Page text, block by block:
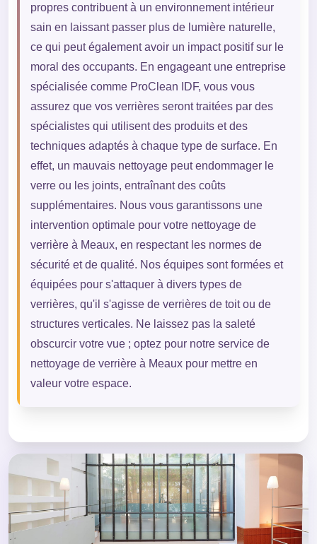
propres contribuent à un environnement intérieur
sain en laissant passer plus de lumière naturelle,
ce qui peut également avoir un impact positif sur le
moral des occupants. En engageant une entreprise
spécialisée comme ProClean IDF, vous vous
assurez que vos verrières seront traitées par des
spécialistes qui utilisent des produits et des
techniques adaptés à chaque type de surface. En
effet, un mauvais nettoyage peut endommager le
verre ou les joints, entraînant des coûts
supplémentaires. Nous vous garantissons une
intervention optimale pour votre nettoyage de
verrière à Meaux, en respectant les normes de
sécurité et de qualité. Nos équipes sont formées et
équipées pour s'attaquer à divers types de
verrières, qu'il s'agisse de verrières de toit ou de
structures verticales. Ne laissez pas la saleté
obscurcir votre vue ; optez pour notre service de
nettoyage de verrière à Meaux pour mettre en
valeur votre espace.